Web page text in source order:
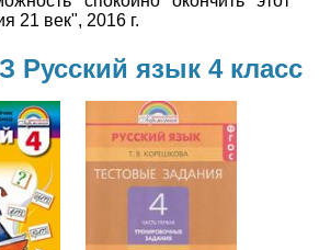
21 век", 2016 г.
Русский язык 4 класс
язык
Русский язык
4 класс